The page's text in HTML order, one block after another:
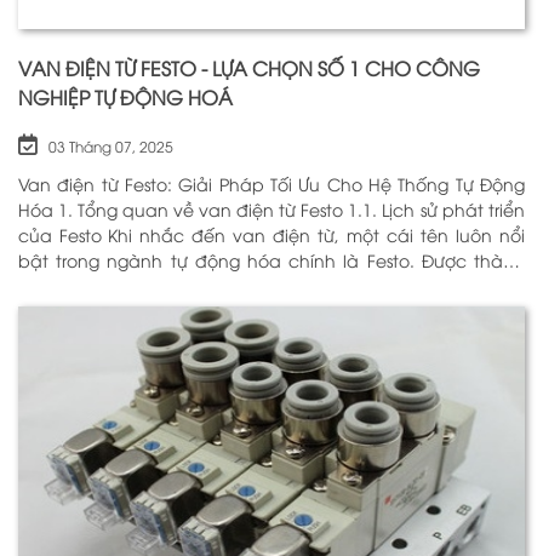
VAN ĐIỆN TỪ FESTO - LỰA CHỌN SỐ 1 CHO CÔNG
NGHIỆP TỰ ĐỘNG HOÁ
03 Tháng 07, 2025
Van điện từ Festo: Giải Pháp Tối Ưu Cho Hệ Thống Tự Động
Hóa 1. Tổng quan về van điện từ Festo 1.1. Lịch sử phát triển
của Festo Khi nhắc đến van điện từ, một cái tên luôn nổi
bật trong ngành tự động hóa chính là Festo. Được thành